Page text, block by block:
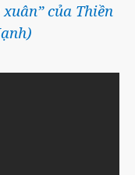
của Thiền
)